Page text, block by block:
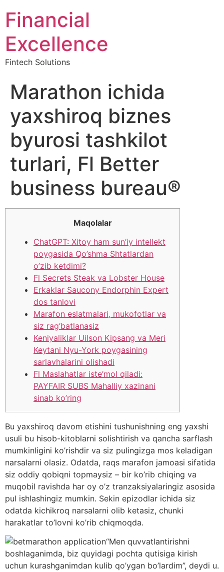
Financial
Excellence
Fintech Solutions
Marathon ichida
yaxshiroq biznes
byurosi tashkilot
turlari, Fl Better
business bureau®
Maqolalar
ChatGPT: Xitoy ham sun’iy intellekt
poygasida Qo’shma Shtatlardan
o’zib ketdimi?
Fl Secrets Steak va Lobster House
Erkaklar Saucony Endorphin Expert
dos tanlovi
Marafon eslatmalari, mukofotlar va
siz rag’batlanasiz
Keniyaliklar Uilson Kipsang va Meri
Keytani Nyu-York poygasining
sarlavhalarini olishadi
Fl Maslahatlar iste’mol qiladi:
PAYFAIR SUBS Mahalliy xazinani
sinab ko’ring
Bu yaxshiroq davom etishini tushunishning eng yaxshi
usuli bu hisob-kitoblarni solishtirish va qancha sarflash
mumkinligini ko’rishdir va siz pulingizga mos keladigan
narsalarni olasiz. Odatda, raqs marafon jamoasi sifatida
siz oddiy qobiqni topmaysiz – bir ko’rib chiqing va
muqobil ravishda har oy o’z tranzaksiyalaringiz asosida
pul ishlashingiz mumkin. Sekin epizodlar ichida siz
odatda kichikroq narsalarni olib ketasiz, chunki
harakatlar to’lovni ko’rib chiqmoqda.
“Men quvvatlantirishni
boshlaganimda, biz quyidagi pochta qutisiga kirish
uchun kurashganimdan kulib qo’ygan bo’lardim”, deydi u.